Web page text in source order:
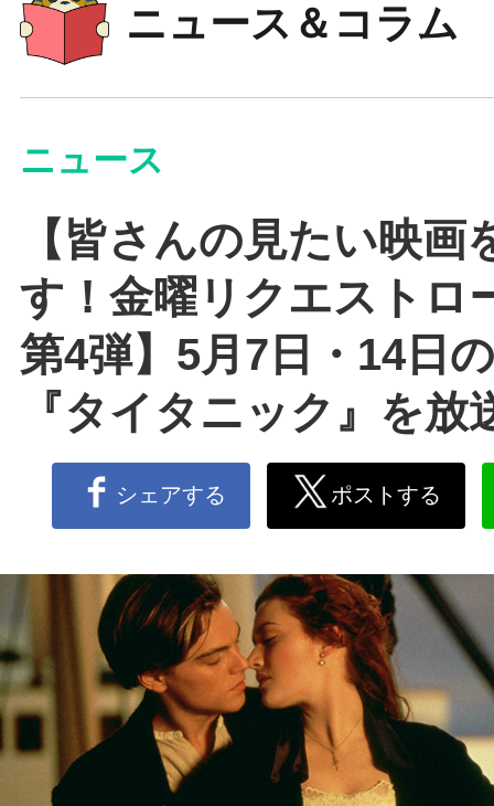
ニュース＆コラム
ニュース
【皆さんの見たい映画
す！金曜リクエストロ
第4弾】5月7日・14日
『タイタニック』を放
シェアする ポストする